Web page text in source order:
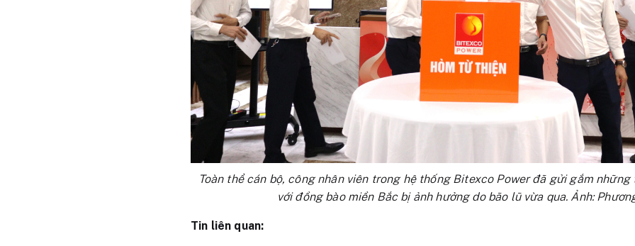
Toàn thể cán bộ, công nhân viên trong hệ thống Bitexco Power đã gửi gắm
với đồng bào miền Bắc bị ảnh hưởng do bão lũ vừa qua. Ảnh:
Tin liên quan: